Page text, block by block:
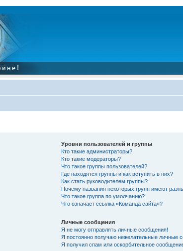
Уровни пользователей и группы
Кто такие администраторы?
Кто такие модераторы?
Что такое группы пользователей?
Где находятся группы и как вступить в них?
Как стать руководителем группы?
Почему названия некоторых групп имеют
Что такое группа по умолчанию?
Что означает ссылка «Команда сайта»?
Личные сообщения
Я не могу отправлять личные сообщения!
Я постоянно получаю нежелательные личные
Я получил спам или оскорбительное